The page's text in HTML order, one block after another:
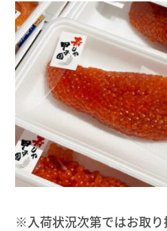
※入荷状況次第ではお取